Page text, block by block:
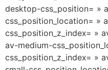
desktop-css_position= »
css_position_location= »
css_position_z_index= »
av-medium-
css_position_z_index= »